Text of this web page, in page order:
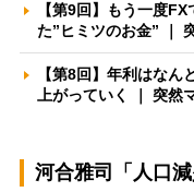
【第9回】もう一度
た”ヒミツのお金” ｜
【第8回】年利はな
上がっていく ｜ 突然
河合雅司「人口減